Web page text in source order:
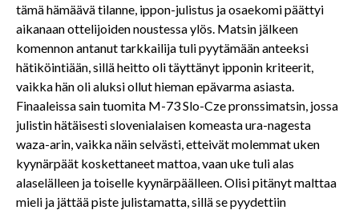
tämä hämäävä tilanne, ippon-julistus ja osaekomi päättyi
aikanaan ottelijoiden noustessa ylös. Matsin jälkeen
komennon antanut tarkkailija tuli pyytämään anteeksi
hätiköintiään, sillä heitto oli täyttänyt ipponin kriteerit,
vaikka hän oli aluksi ollut hieman epävarma asiasta.
Finaaleissa sain tuomita M-73 Slo-Cze pronssimatsin, jossa
julistin hätäisesti slovenialaisen komeasta ura-nagesta
waza-arin, vaikka näin selvästi, etteivät molemmat uken
kyynärpäät koskettaneet mattoa, vaan uke tuli alas
alaselälleen ja toiselle kyynärpäälleen. Olisi pitänyt malttaa
mieli ja jättää piste julistamatta, sillä se pyydettiin